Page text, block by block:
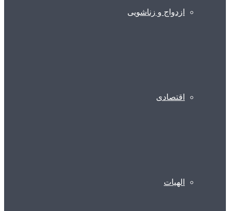
ازدواج و زناشویی
اقتصادی
الهیات